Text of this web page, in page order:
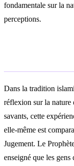
fondamentale sur la
perceptions.
Dans la tradition
réflexion sur la nature
savants, cette
elle-même est
Jugement. Le
enseigné que les